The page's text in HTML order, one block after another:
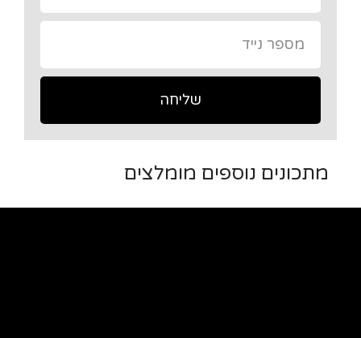
שליחה
מתכונים נוספים מומלצים